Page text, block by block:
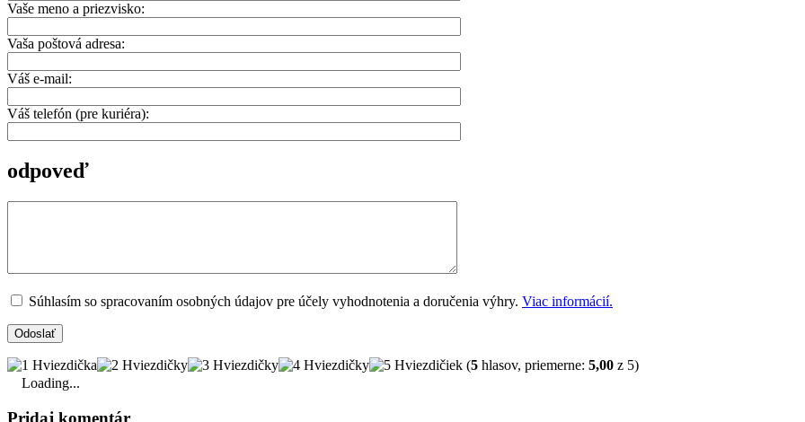
Vaše meno a priezvisko:
Vaša poštová adresa:
Váš e-mail:
Váš telefón (pre kuriéra):
odpoveď
Súhlasím so spracovaním osobných údajov pre účely vyhodnotenia a doručenia výhry. Viac informácií.
(5 hlasov, priemerne: 5,00 z 5)
Loading...
Pridaj komentár